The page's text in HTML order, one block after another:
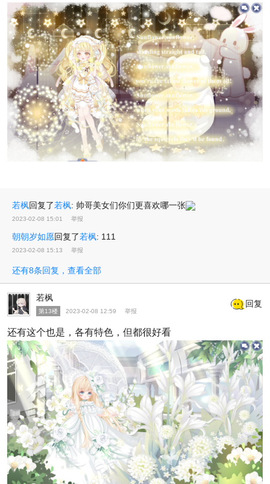
若枫回复了若枫: 帅哥美女们你们更喜欢哪一张
2023-02-08 15:01 举报
朝朝岁如愿回复了若枫: 111
2023-02-08 15:13 举报
还有8条回复，查看全部
若枫
第13楼 2023-02-08 12:59 举报
回复
还有这个也是，各有特色，但都很好看